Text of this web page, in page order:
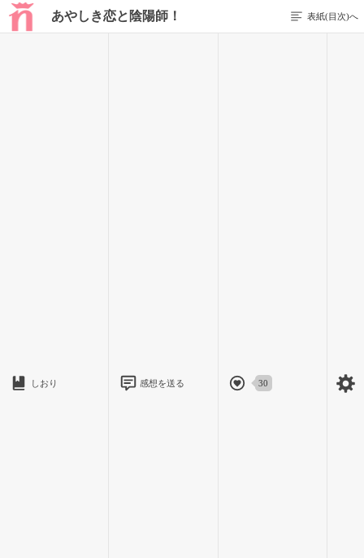
あやしき恋と陰陽師！ 表紙(目次)へ
しおり 感想を送る 30
前のページを表示する